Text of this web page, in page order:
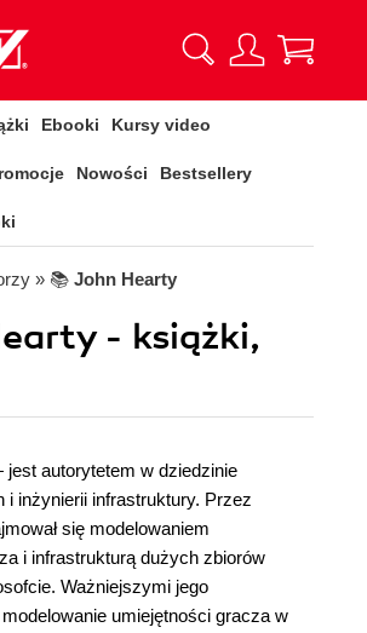
Ebooki Kursy video
Nowości Bestsellery
» 📚 John Hearty
- książki,
autorytetem w dziedzinie
i inżynierii infrastruktury. Przez
się modelowaniem
i infrastrukturą dużych zbiorów
Ważniejszymi jego
modelowanie umiejętności gracza w